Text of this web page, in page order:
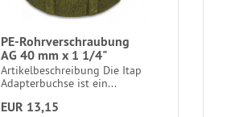
PE-Rohrverschraubung
AG 40 mm x 1 1/4"
Artikelbeschreibung Die Itap
Adapterbuchse ist ein...
EUR 13,15